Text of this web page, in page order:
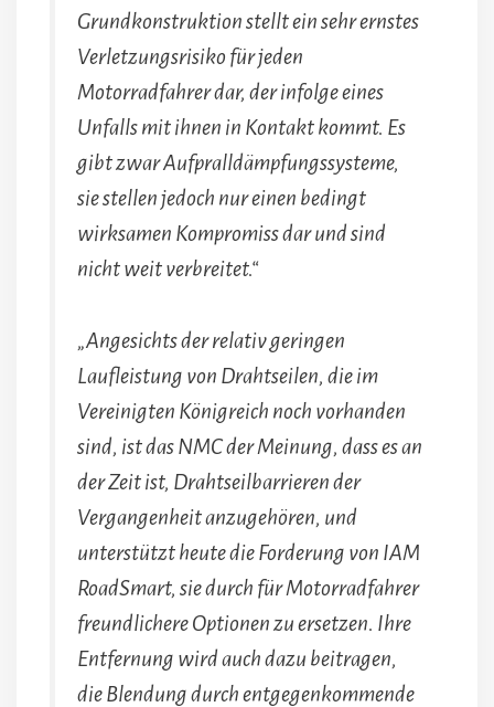
Grundkonstruktion stellt ein sehr ernstes
Verletzungsrisiko für jeden
Motorradfahrer dar, der infolge eines
Unfalls mit ihnen in Kontakt kommt. Es
gibt zwar Aufpralldämpfungssysteme,
sie stellen jedoch nur einen bedingt
wirksamen Kompromiss dar und sind
nicht weit verbreitet.“
„Angesichts der relativ geringen
Laufleistung von Drahtseilen, die im
Vereinigten Königreich noch vorhanden
sind, ist das NMC der Meinung, dass es an
der Zeit ist, Drahtseilbarrieren der
Vergangenheit anzugehören, und
unterstützt heute die Forderung von IAM
RoadSmart, sie durch für Motorradfahrer
freundlichere Optionen zu ersetzen. Ihre
Entfernung wird auch dazu beitragen,
die Blendung durch entgegenkommende